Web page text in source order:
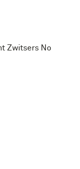
Zwitsers No